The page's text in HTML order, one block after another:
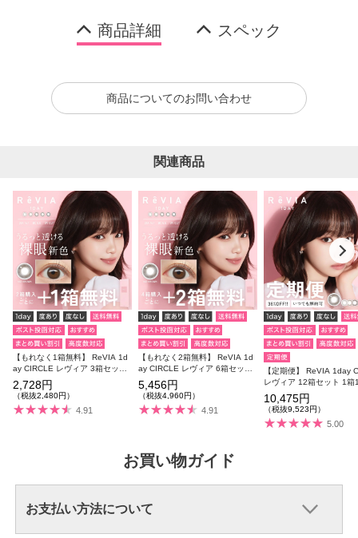
商品詳細 スペック
商品についてのお問い合わせ
関連商品
【もれなく1箱無料】 ReVIA 1d
ay CIRCLE レヴィア 3箱セット
1箱10枚入り 合計30枚
2,728円
（税抜2,480円）
4.91
【もれなく2箱無料】 ReVIA 1d
ay CIRCLE レヴィア 6箱セット
1箱10枚入り 合計60枚
5,456円
（税抜4,960円）
4.91
【定期便】 ReVIA 1day
レヴィア 12箱セット 1箱
り 合計120枚
10,475円
（税抜9,523円）
5.00
お買い物ガイド
お支払い方法について